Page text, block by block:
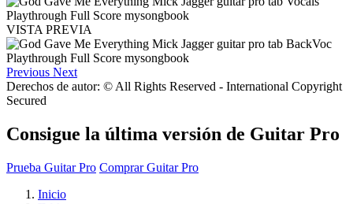
VISTA PREVIA
Previous Next
Derechos de autor: © All Rights Reserved - International Copyright
Secured
Consigue la última versión de Guitar Pro
Prueba Guitar Pro Comprar Guitar Pro
Inicio